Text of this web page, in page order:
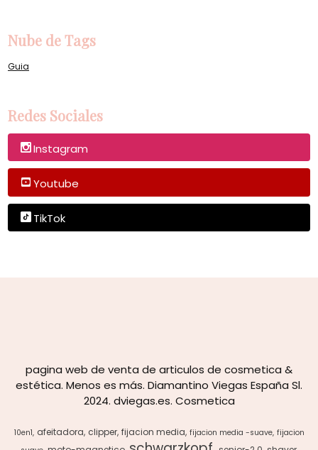
Nube de Tags
Guia
Redes Sociales
Instagram
Youtube
TikTok
pagina web de venta de articulos de cosmetica &
estética. Menos es más. Diamantino Viegas España Sl.
2024. dviegas.es. Cosmetica
10en1 afeitadora clipper fijacion media fijacion media -suave fijacion